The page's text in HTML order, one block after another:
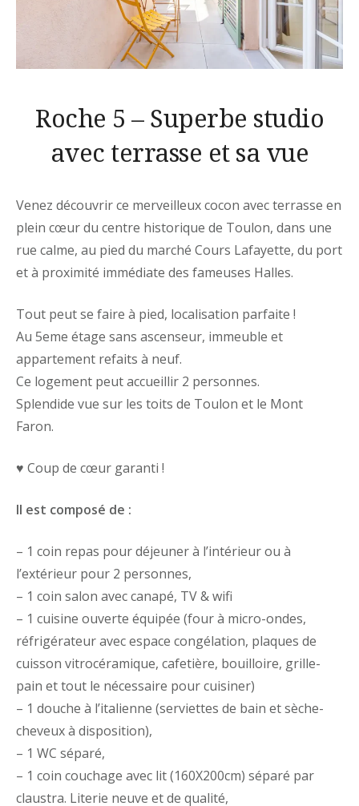
Roche 5 – Superbe studio
avec terrasse et sa vue
Venez découvrir ce merveilleux cocon avec terrasse en
plein cœur du centre historique de Toulon, dans une
rue calme, au pied du marché Cours Lafayette, du port
et à proximité immédiate des fameuses Halles.
Tout peut se faire à pied, localisation parfaite !
Au 5eme étage sans ascenseur, immeuble et
appartement refaits à neuf.
Ce logement peut accueillir 2 personnes.
Splendide vue sur les toits de Toulon et le Mont
Faron.
♥️ Coup de cœur garanti !
Il est composé de :
– 1 coin repas pour déjeuner à l’intérieur ou à
l’extérieur pour 2 personnes,
– 1 coin salon avec canapé, TV & wifi
– 1 cuisine ouverte équipée (four à micro-ondes,
réfrigérateur avec espace congélation, plaques de
cuisson vitrocéramique, cafetière, bouilloire, grille-
pain et tout le nécessaire pour cuisiner)
– 1 douche à l’italienne (serviettes de bain et sèche-
cheveux à disposition),
– 1 WC séparé,
– 1 coin couchage avec lit (160X200cm) séparé par
claustra. Literie neuve et de qualité,